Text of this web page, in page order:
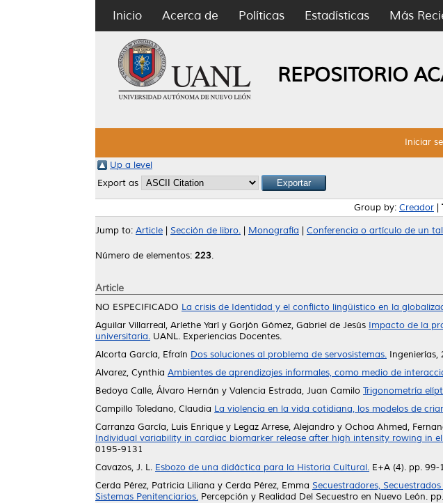
Inicio Acerca de Políticas Estadísticas Más
REPOSITORIO
Iniciar
Up a level
Export as
Group by: Creador
Jump to: Article Sección de libro. Monografía Conferencia o artículo de un
Número de elementos: 223.
Article
NO ESPECIFICADO La crisis de Identidad y el conflicto lingüistico en la
Aguilar Villarreal, Arlethe Yarí y Gorjón Gómez, Gabriel de Jesús Impacto de la
universitaria. UANL. Experiencias Docentes.
Alcorta García, Efraín Dos soluciones al problema de servosistemas. Ingenierías,
Alvarez, Cynthia Ambientes de aprendizajes informales, como medio de
Bedoya Calle, Álvaro Hernán y Valencia Estrada, Juan Camilo Trigonometría
Campillo Toledano, Claudia La violencia en la vida cotidiana, los modelos de
Carranza García, Luis Enrique y Legaz Arrese, Alejandro y Ochoa Ahmed,
Individual variability in cardiac biomarker release after high intensity rowing in
0195-9131
Cavazos, J. L. Esbozo de una didáctica para la Historia Cultural. E+A (4). pp.
Cerda Pérez, Patricia Liliana y Cerda Pérez, Emma Secuestradores,
Sistemas Penitenciarios. Percepción y Realidad Del Secuestro en Nuevo León.